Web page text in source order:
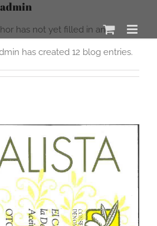
admin
has not yet filled in any
has created 12 blog entries.